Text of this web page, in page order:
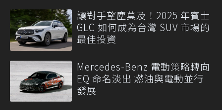
讓對手望塵莫及！2025 年賓士
GLC 如何成為台灣 SUV 市場的
最佳投資
Mercedes-Benz 電動策略轉向
EQ 命名淡出 燃油與電動並行
發展